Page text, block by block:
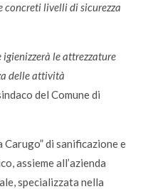
concreti livelli di sicurezza
igienizzerà le attrezzature
delle attività
del Comune di
di sanificazione e
assieme all’azienda
specializzata nella